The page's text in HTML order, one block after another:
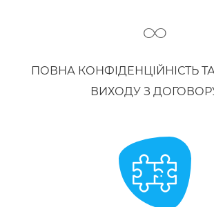
∞
ПОВНА КОНФІДЕНЦІЙНІСТЬ
ВИХОДУ З